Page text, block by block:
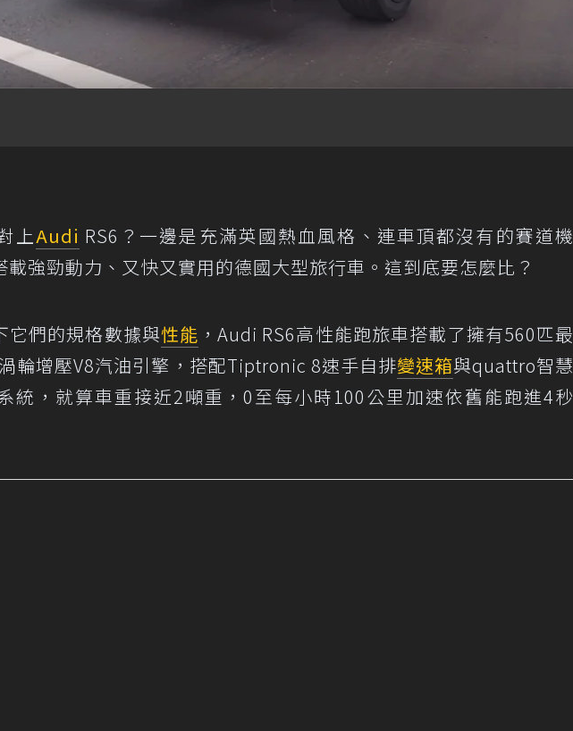
上Audi RS6？一邊是充滿英國熱血風格、連車頂都沒有的賽道機
載強勁動力、又快又實用的德國大型旅行車。這到底要怎麼比？
它們的規格數據與性能 ，Audi RS6高性能跑旅車搭載了擁有560匹最
輪增壓V8汽油引擎，搭配Tiptronic 8速手自排變速箱與quattro智慧
統，就算車重接近2噸重，0至每小時100公里加速依舊能跑進4秒